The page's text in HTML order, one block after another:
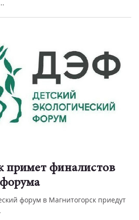
примет финалистов
форум в Магнитогорск приедут